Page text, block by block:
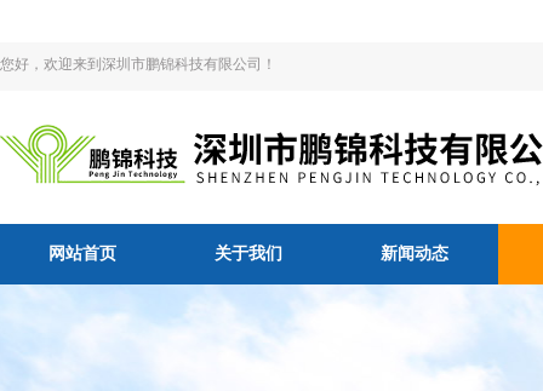
您好，欢迎来到深圳市鹏锦科技有限公司！
网站首页 关于我们 新闻动态